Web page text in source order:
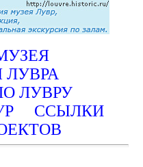
ЛУВРА
ЛУВРУ
ССЫЛКИ